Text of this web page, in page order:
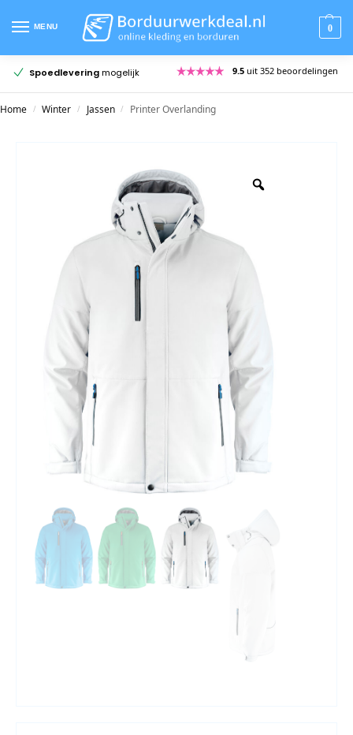
MENU 0
9.5uit 352 beoordelingen Meer dan20 jaar ervaring
Home / Winter / Jassen / Printer Overlanding